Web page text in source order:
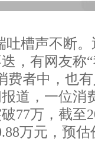
吐槽声不断
，有网友称
费者中，也
道，一位消
77万，截至
万元，预估